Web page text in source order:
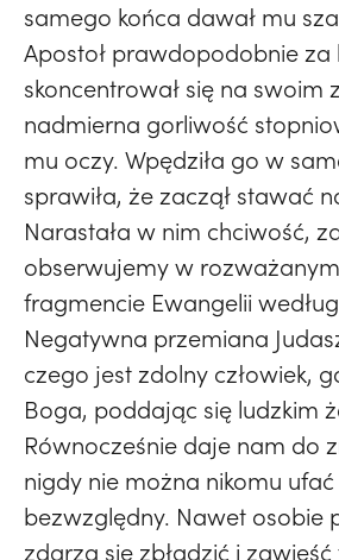
samego końca dawał mu
Apostoł prawdopodobnie za
skoncentrował się na swoim
nadmierna gorliwość
mu oczy. Wpędziła go w
sprawiła, że zaczął stawać
Narastała w nim chciwość,
obserwujemy w
fragmencie Ewangelii
Negatywna przemiana
czego jest zdolny człowiek,
Boga, poddając się ludzkim
Równocześnie daje nam do
nigdy nie można nikomu
bezwzględny. Nawet osobie
zdarza się zbłądzić i